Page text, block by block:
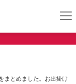
まとめました。お出掛け